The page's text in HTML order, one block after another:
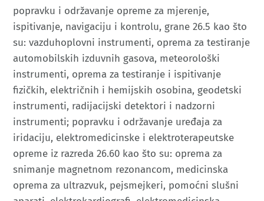
popravku i održavanje opreme za mjerenje,
ispitivanje, navigaciju i kontrolu, grane 26.5 kao što
su: vazduhoplovni instrumenti, oprema za testiranje
automobilskih izduvnih gasova, meteorološki
instrumenti, oprema za testiranje i ispitivanje
fizičkih, električnih i hemijskih osobina, geodetski
instrumenti, radijacijski detektori i nadzorni
instrumenti; popravku i održavanje uređaja za
iridaciju, elektromedicinske i elektroterapeutske
opreme iz razreda 26.60 kao što su: oprema za
snimanje magnetnom rezonancom, medicinska
oprema za ultrazvuk, pejsmejkeri, pomoćni slušni